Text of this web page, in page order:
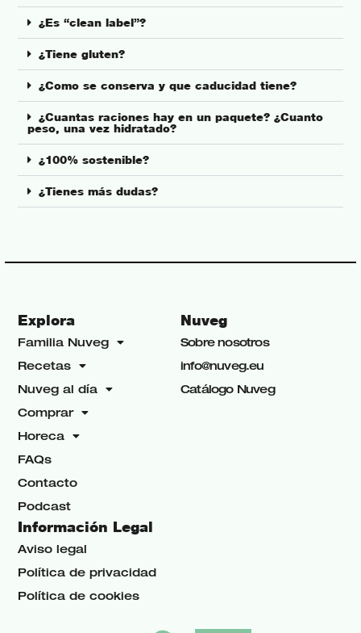
¿Es “clean label”?
¿Tiene gluten?
¿Como se conserva y que caducidad tiene?
¿Cuantas raciones hay en un paquete? ¿Cuanto
peso, una vez hidratado?
¿100% sostenible?
¿Tienes más dudas?
Explora
Familia Nuveg
Recetas
Nuveg al día
Comprar
Horeca
FAQs
Contacto
Podcast
Nuveg
Sobre nosotros
info@nuveg.eu
Catálogo Nuveg
Información Legal
Aviso legal
Política de privacidad
Política de cookies